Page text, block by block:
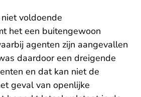
voldoende
het een buitengewoon
agenten zijn aangevallen
daardoor een dreigende
en dat kan niet de
geval van openlijke